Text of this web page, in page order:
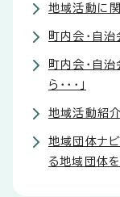
地域活動に関
町内会・自
町内会・自
ら・・・」
地域活動紹
地域団体ナ
る地域団体